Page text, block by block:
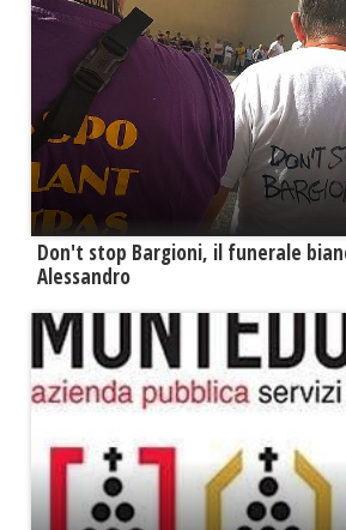
Don't stop Bargioni, il funerale
Alessandro